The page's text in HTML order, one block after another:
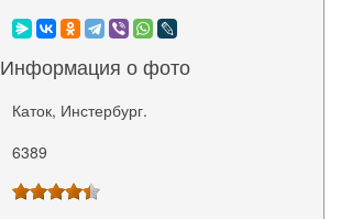
Информация о фото
Каток, Инстербург.
6389